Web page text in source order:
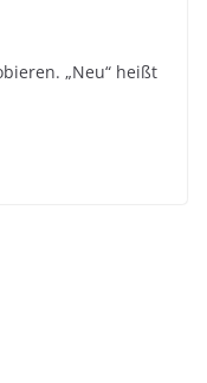
„Neu“ heißt